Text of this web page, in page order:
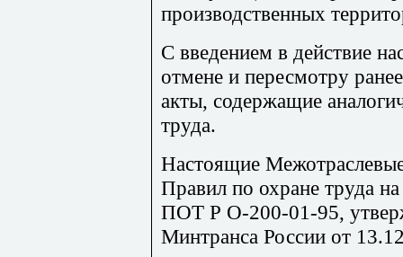
производственных
С введением в действие
отмене и пересмотру
акты, содержащие
труда.
Настоящие
Правил по охране труда
ПОТ Р О-200-01-95,
Минтранса России от